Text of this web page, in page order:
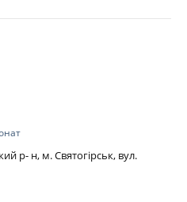
р- н, м. Святогірськ, вул.